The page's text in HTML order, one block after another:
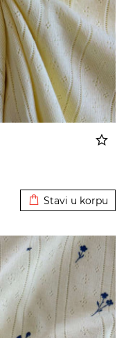
Stavi u korpu